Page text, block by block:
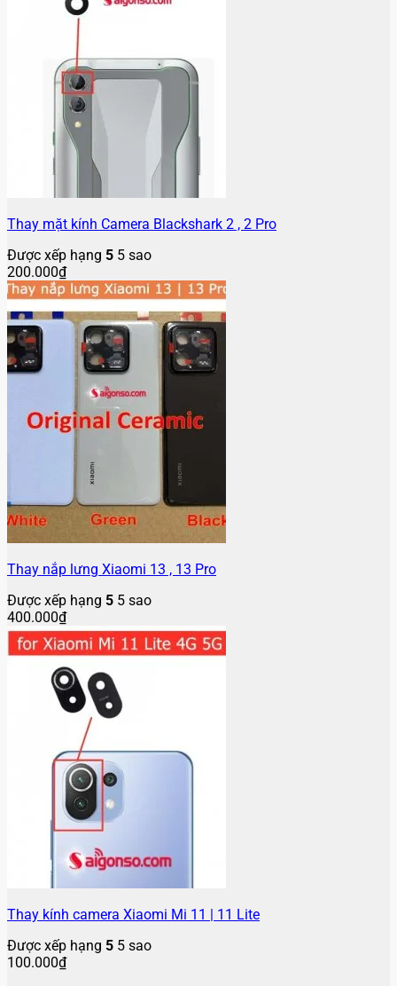
Thay mặt kính Camera Blackshark 2 , 2 Pro
Được xếp hạng 5 5 sao
200.000₫
Thay nắp lưng Xiaomi 13 , 13 Pro
Được xếp hạng 5 5 sao
400.000₫
Thay kính camera Xiaomi Mi 11 | 11 Lite
Được xếp hạng 5 5 sao
100.000₫